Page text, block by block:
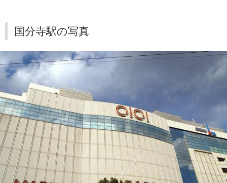
国分寺駅の写真